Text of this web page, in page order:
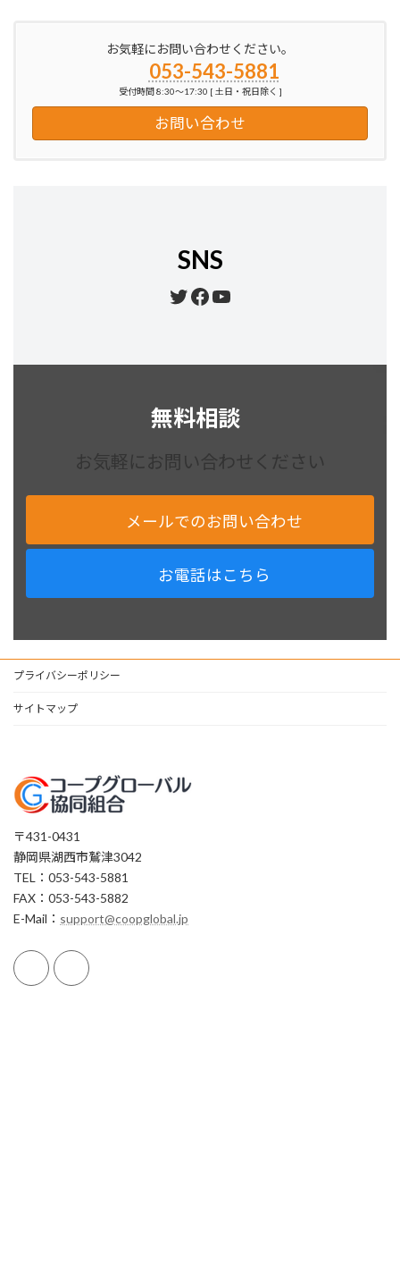
お気軽にお問い合わせください。
053-543-5881
受付時間 8:30～17:30 [ 土日・祝日除く ]
お問い合わせ
SNS
Twitter
Facebook
YouTube
無料相談
お気軽にお問い合わせください
メールでのお問い合わせ
お電話はこちら
プライバシーポリシー
サイトマップ
〒431-0431
静岡県湖西市鷲津3042
TEL：053-543-5881
FAX：053-543-5882
E-Mail： support@coopglobal.jp